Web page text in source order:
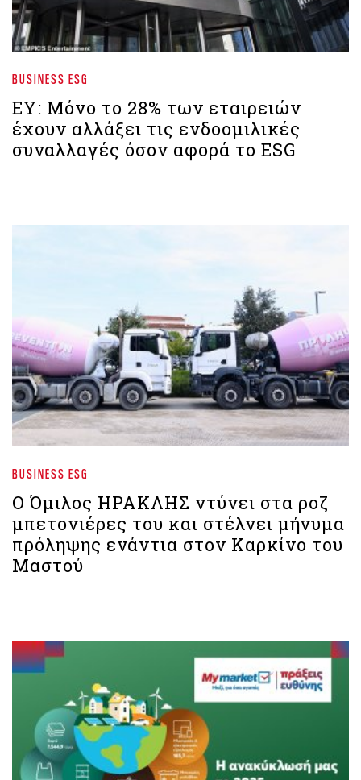
BUSINESS ESG
ΕΥ: Μόνο το 28% των εταιρειών
έχουν αλλάξει τις ενδοομιλικές
συναλλαγές όσον αφορά το ESG
BUSINESS ESG
Ο Όμιλος ΗΡΑΚΛΗΣ ντύνει στα ροζ
μπετονιέρες του και στέλνει μήνυμα
πρόληψης ενάντια στον Καρκίνο του
Μαστού